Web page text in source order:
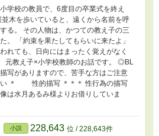
学校の教員で、6度目の卒業式を終え
並木を歩いていると、遠くから名前を呼
る。 その人物は、かつての教え子の三
。 「約束を果たしてもらいに来たよ」
れても、日向にはまったく覚えがなく
元教え子×小学校教師のお話です。 ◎BL
写がありますので、苦手な方はご注意
い ＊ 性的描写 ＊＊＊ 性行為の描写
は水月あるみ様よりお借りしていま
小説 228,643 位 / 228,643件